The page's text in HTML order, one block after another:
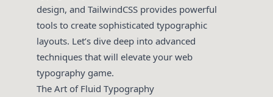
design, and TailwindCSS provides powerful
tools to create sophisticated typographic
layouts. Let’s dive deep into advanced
techniques that will elevate your web
typography game.
The Art of Fluid Typography